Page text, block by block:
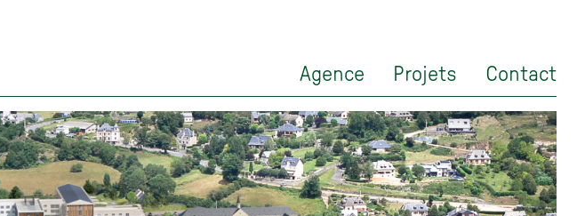
Agence Projets Contact